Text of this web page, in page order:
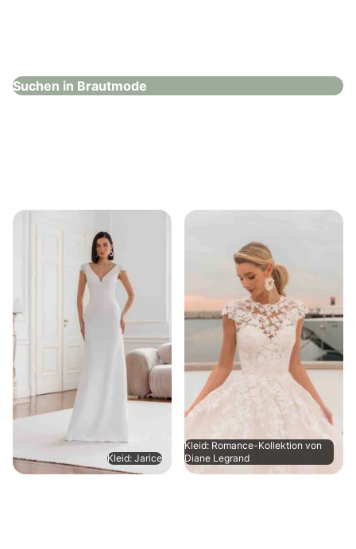
Suchen in Brautmode
Kleid: Jarice
Kleid: Romance-Kollektion von
Diane Legrand